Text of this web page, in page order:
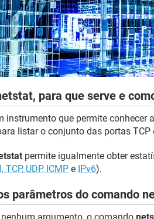
para que serve e
instrumento que permite conhecer
listar o conjunto das portas TCP
permite igualmente obter
TCP, UDP, ICMP e IPv6).
parâmetros do comando